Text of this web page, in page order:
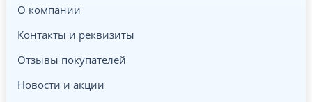
О компании
Контакты и реквизиты
Отзывы покупателей
Новости и акции